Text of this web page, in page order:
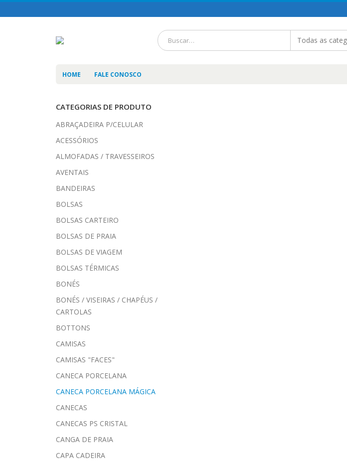
HOME FALE CONOSCO
CATEGORIAS DE PRODUTO
ABRAÇADEIRA P/CELULAR
ACESSÓRIOS
ALMOFADAS / TRAVESSEIROS
AVENTAIS
BANDEIRAS
BOLSAS
BOLSAS CARTEIRO
BOLSAS DE PRAIA
BOLSAS DE VIAGEM
BOLSAS TÉRMICAS
BONÉS
BONÉS / VISEIRAS / CHAPÉUS /
CARTOLAS
BOTTONS
CAMISAS
CAMISAS "FACES"
CANECA PORCELANA
CANECA PORCELANA MÁGICA
CANECAS
CANECAS PS CRISTAL
CANGA DE PRAIA
CAPA CADEIRA